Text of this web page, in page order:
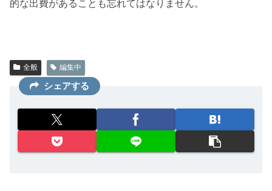
的な出費があることも忘れてはなりません。
全般 編集中
シェアする